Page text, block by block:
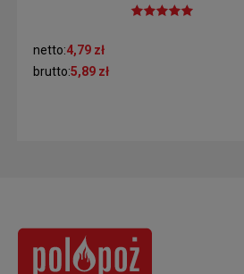
netto:4,79 zł
brutto:5,89 zł